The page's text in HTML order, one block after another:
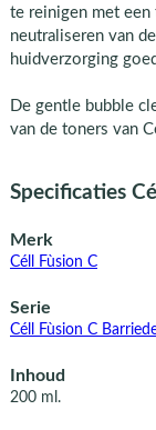
te reinigen met
neutraliseren van
huidverzorging
De gentle bubble
van de toners van
Specificaties
Merk
Céll Fùsion C
Serie
Céll Fùsion C
Inhoud
200 ml.